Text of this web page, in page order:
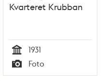
Kvarteret Krubban
Tid
1931
Typ
Foto